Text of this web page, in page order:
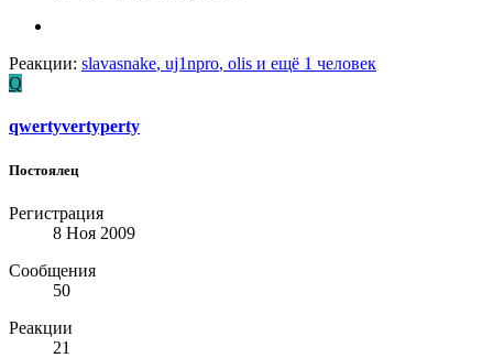
Реакции: slavasnake, uj1npro, olis и ещё 1 человек
Q
qwertyvertyperty
Постоялец
Регистрация
8 Ноя 2009
Сообщения
50
Реакции
21